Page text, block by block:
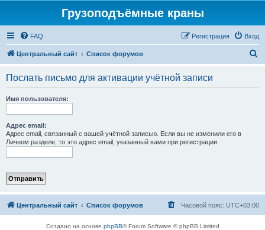
Грузоподъёмные краны
FAQ Вход
Регистрация
Центральный сайт Список форумов
Послать письмо для активации учётной записи
Имя пользователя:
Адрес email:
Адрес email, связанный с вашей учётной записью. Если вы не изменили его в
Личном разделе, то это адрес email, указанный вами при регистрации.
Центральный сайт Список форумов Часовой пояс: UTC+03:00
Создано на основе phpBB® Forum Software © phpBB Limited